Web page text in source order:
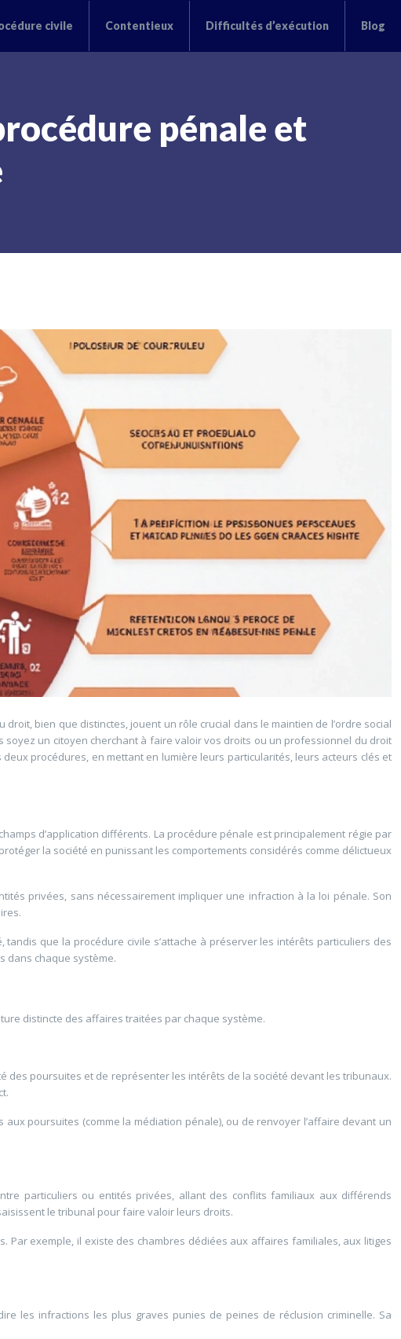
civile Contentieux Difficultés d’exécution Blog
pénale et
bien que distinctes, jouent un rôle crucial dans le maintien de l’ordre social
un citoyen cherchant à faire valoir vos droits ou un professionnel du droit
procédures, en mettant en lumière leurs particularités, leurs acteurs clés et
d’application différents. La procédure pénale est principalement régie par
la société en punissant les comportements considérés comme délictueux
privées, sans nécessairement impliquer une infraction à la loi pénale. Son
que la procédure civile s’attache à préserver les intérêts particuliers des
dans chaque système.
distincte des affaires traitées par chaque système.
des poursuites et de représenter les intérêts de la société devant les tribunaux.
poursuites (comme la médiation pénale), ou de renvoyer l’affaire devant un
particuliers ou entités privées, allant des conflits familiaux aux différends
le tribunal pour faire valoir leurs droits.
exemple, il existe des chambres dédiées aux affaires familiales, aux litiges
les infractions les plus graves punies de peines de réclusion criminelle. Sa